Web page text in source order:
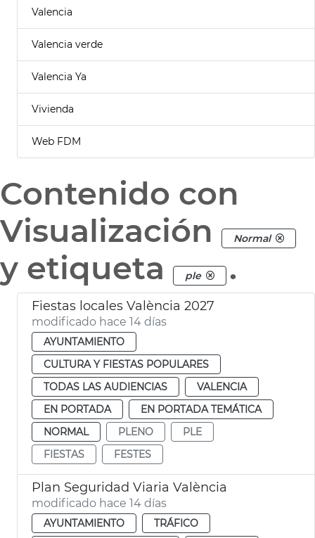
Valencia
Valencia verde
Valencia Ya
Vivienda
Web FDM
Contenido con
Visualización
Normal
y etiqueta ple .
Fiestas locales València 2027
modificado hace 14 días
AYUNTAMIENTO
CULTURA Y FIESTAS POPULARES
TODAS LAS AUDIENCIAS
VALENCIA
EN PORTADA
EN PORTADA TEMÁTICA
NORMAL
PLENO
PLE
FIESTAS
FESTES
Plan Seguridad Viaria València
modificado hace 14 días
AYUNTAMIENTO
TRÁFICO